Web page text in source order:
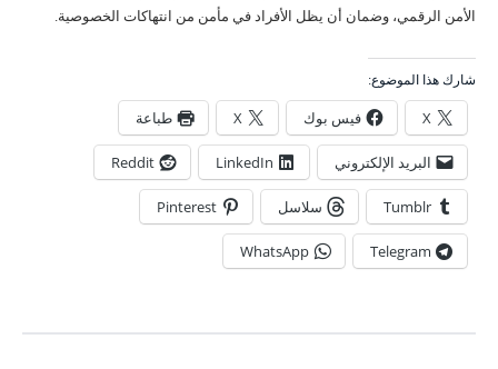
الأمن الرقمي، وضمان أن يظل الأفراد في مأمن من انتهاكات الخصوصية.
شارك هذا الموضوع:
X فيس بوك X طباعة
البريد الإلكتروني LinkedIn
Reddit
Tumblr سلاسل Pinterest
Telegram
WhatsApp